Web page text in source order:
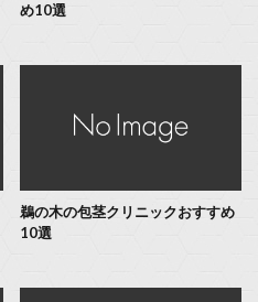
め10選
鵜の木の包茎クリニックおすすめ
10選